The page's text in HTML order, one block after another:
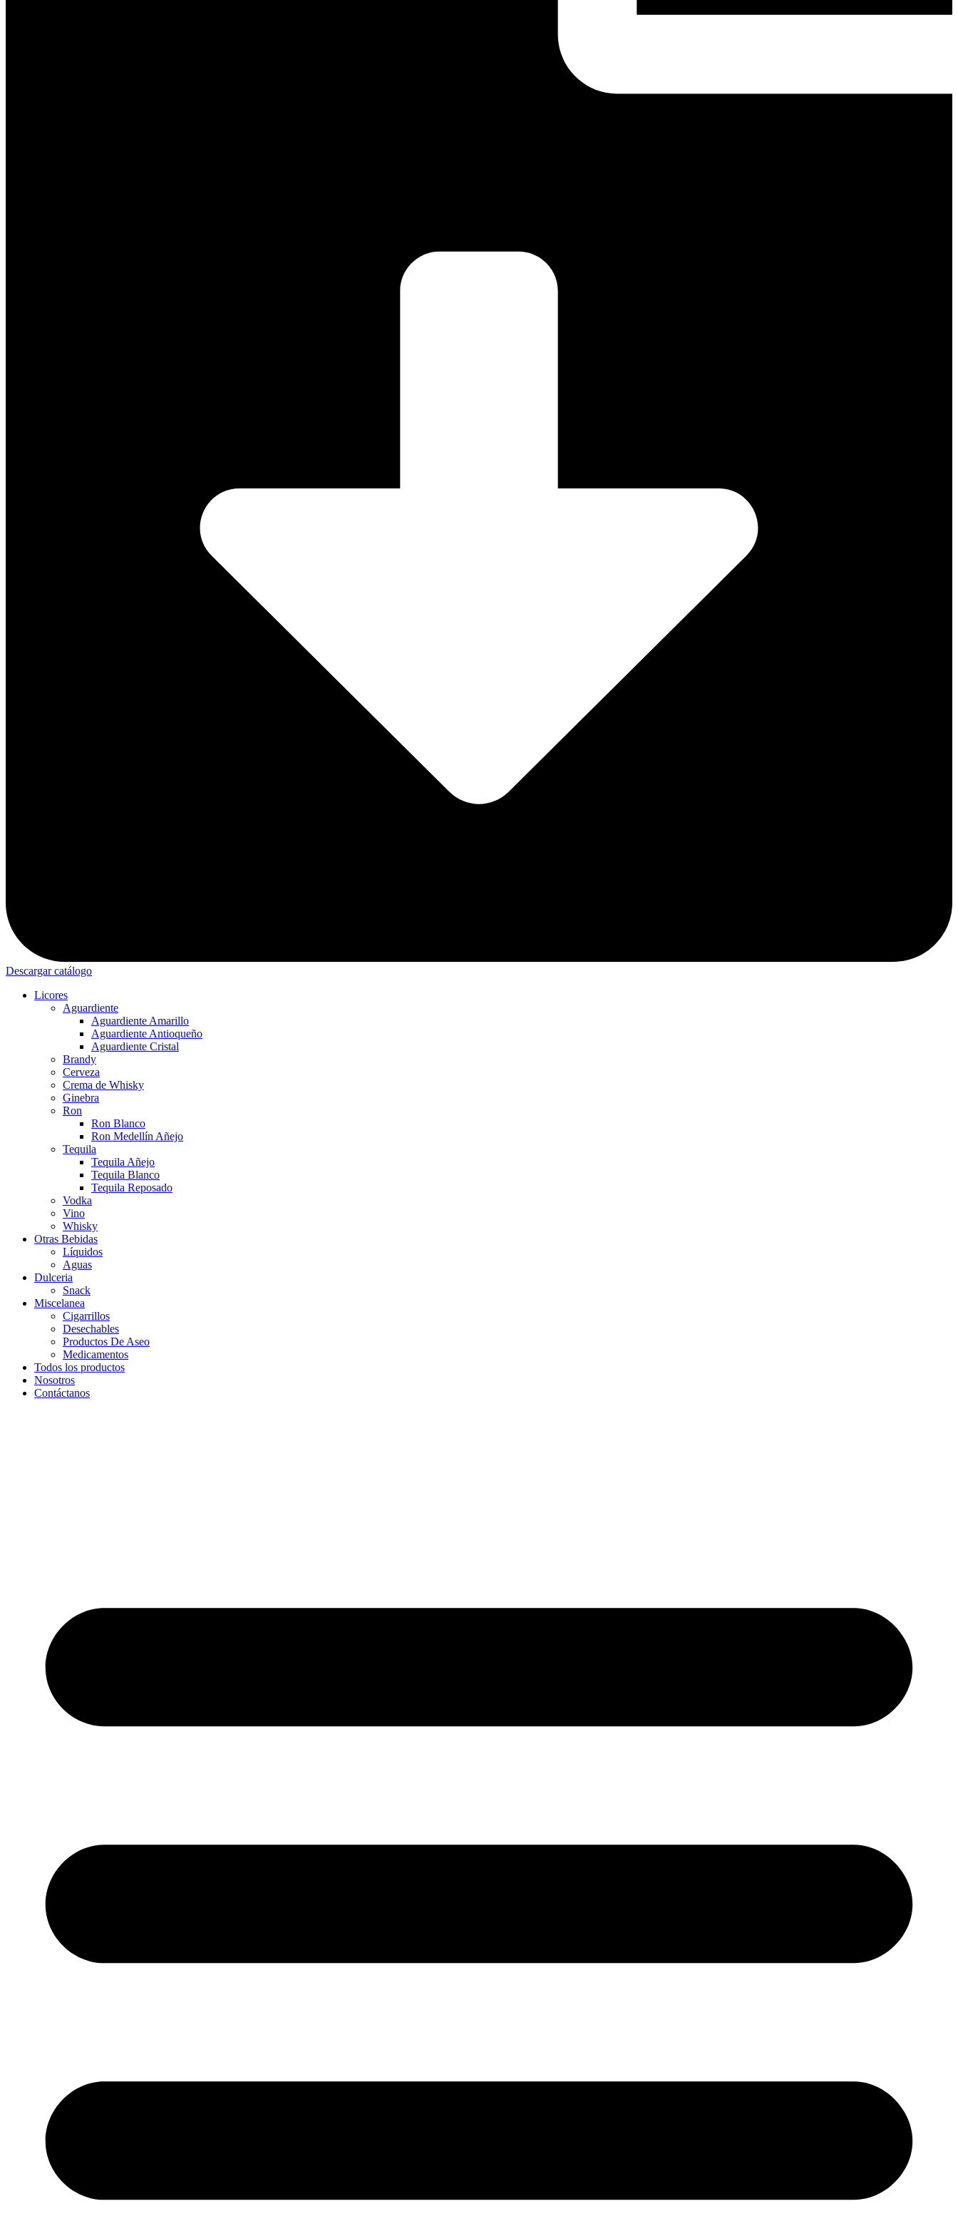
Descargar catálogo
Licores
Aguardiente
Aguardiente Amarillo
Aguardiente Antioqueño
Aguardiente Cristal
Brandy
Cerveza
Crema de Whisky
Ginebra
Ron
Ron Blanco
Ron Medellín Añejo
Tequila
Tequila Añejo
Tequila Blanco
Tequila Reposado
Vodka
Vino
Whisky
Otras Bebidas
Líquidos
Aguas
Dulceria
Snack
Miscelanea
Cigarrillos
Desechables
Productos De Aseo
Medicamentos
Todos los productos
Nosotros
Contáctanos